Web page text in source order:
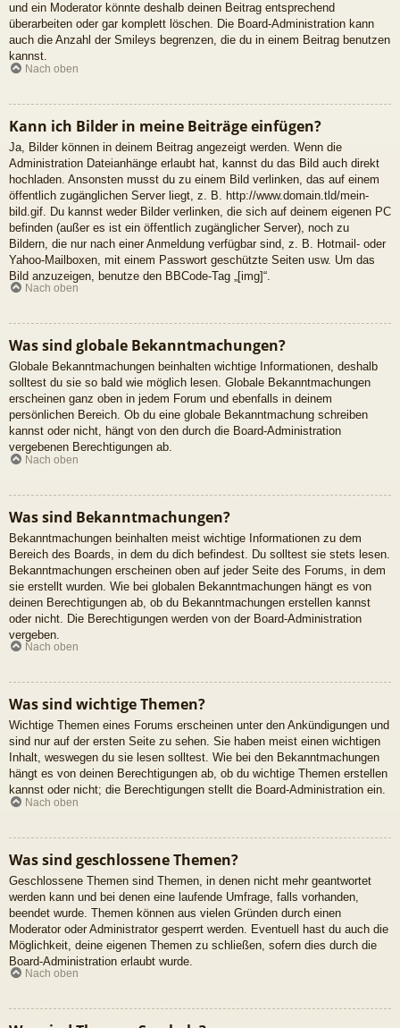
und ein Moderator könnte deshalb deinen Beitrag entsprechend
überarbeiten oder gar komplett löschen. Die Board-Administration kann
auch die Anzahl der Smileys begrenzen, die du in einem Beitrag benutzen
kannst.
Nach oben
Kann ich Bilder in meine Beiträge einfügen?
Ja, Bilder können in deinem Beitrag angezeigt werden. Wenn die
Administration Dateianhänge erlaubt hat, kannst du das Bild auch direkt
hochladen. Ansonsten musst du zu einem Bild verlinken, das auf einem
öffentlich zugänglichen Server liegt, z. B. http://www.domain.tld/mein-
bild.gif. Du kannst weder Bilder verlinken, die sich auf deinem eigenen PC
befinden (außer es ist ein öffentlich zugänglicher Server), noch zu
Bildern, die nur nach einer Anmeldung verfügbar sind, z. B. Hotmail- oder
Yahoo-Mailboxen, mit einem Passwort geschützte Seiten usw. Um das
Bild anzuzeigen, benutze den BBCode-Tag „[img]“.
Nach oben
Was sind globale Bekanntmachungen?
Globale Bekanntmachungen beinhalten wichtige Informationen, deshalb
solltest du sie so bald wie möglich lesen. Globale Bekanntmachungen
erscheinen ganz oben in jedem Forum und ebenfalls in deinem
persönlichen Bereich. Ob du eine globale Bekanntmachung schreiben
kannst oder nicht, hängt von den durch die Board-Administration
vergebenen Berechtigungen ab.
Nach oben
Was sind Bekanntmachungen?
Bekanntmachungen beinhalten meist wichtige Informationen zu dem
Bereich des Boards, in dem du dich befindest. Du solltest sie stets lesen.
Bekanntmachungen erscheinen oben auf jeder Seite des Forums, in dem
sie erstellt wurden. Wie bei globalen Bekanntmachungen hängt es von
deinen Berechtigungen ab, ob du Bekanntmachungen erstellen kannst
oder nicht. Die Berechtigungen werden von der Board-Administration
vergeben.
Nach oben
Was sind wichtige Themen?
Wichtige Themen eines Forums erscheinen unter den Ankündigungen und
sind nur auf der ersten Seite zu sehen. Sie haben meist einen wichtigen
Inhalt, weswegen du sie lesen solltest. Wie bei den Bekanntmachungen
hängt es von deinen Berechtigungen ab, ob du wichtige Themen erstellen
kannst oder nicht; die Berechtigungen stellt die Board-Administration ein.
Nach oben
Was sind geschlossene Themen?
Geschlossene Themen sind Themen, in denen nicht mehr geantwortet
werden kann und bei denen eine laufende Umfrage, falls vorhanden,
beendet wurde. Themen können aus vielen Gründen durch einen
Moderator oder Administrator gesperrt werden. Eventuell hast du auch die
Möglichkeit, deine eigenen Themen zu schließen, sofern dies durch die
Board-Administration erlaubt wurde.
Nach oben